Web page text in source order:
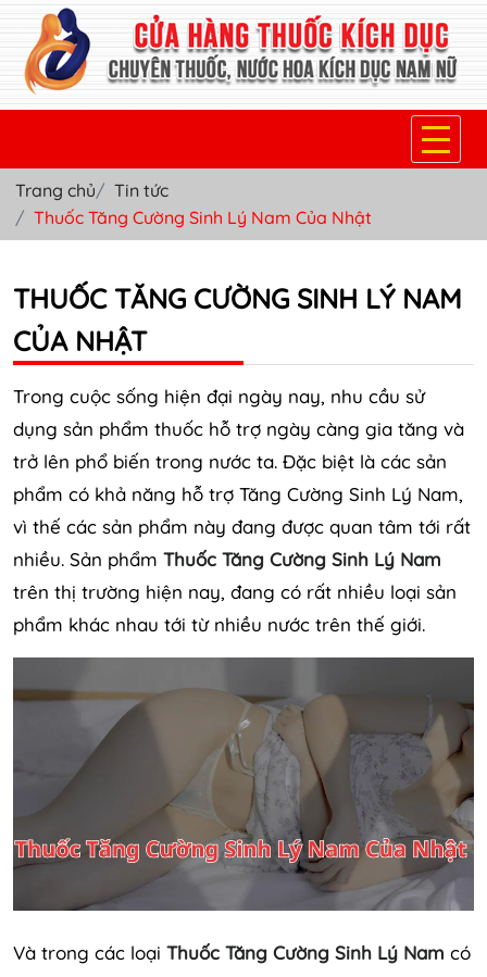
TRANG CHỦ
THUỐC KÍCH DỤC NỮ
THUỐC NƯỚC KÍCH DỤC NAM
THUỐC VIÊN KÍCH DỤC NAM
SẢN PHẨM KHÁC
TIN TỨC & BLOG
Trang chủ
Tin tức
Thuốc Tăng Cường Sinh Lý Nam Của Nhật
THUỐC TĂNG CƯỜNG SINH LÝ NAM
CỦA NHẬT
Trong cuộc sống hiện đại ngày nay, nhu cầu sử
dụng sản phẩm thuốc hỗ trợ ngày càng gia tăng và
trở lên phổ biến trong nước ta. Đặc biệt là các sản
phẩm có khả năng hỗ trợ Tăng Cường Sinh Lý Nam,
vì thế các sản phẩm này đang được quan tâm tới rất
nhiều. Sản phẩm Thuốc Tăng Cường Sinh Lý Nam
trên thị trường hiện nay, đang có rất nhiều loại sản
phẩm khác nhau tới từ nhiều nước trên thế giới.
Và trong các loại Thuốc Tăng Cường Sinh Lý Nam có